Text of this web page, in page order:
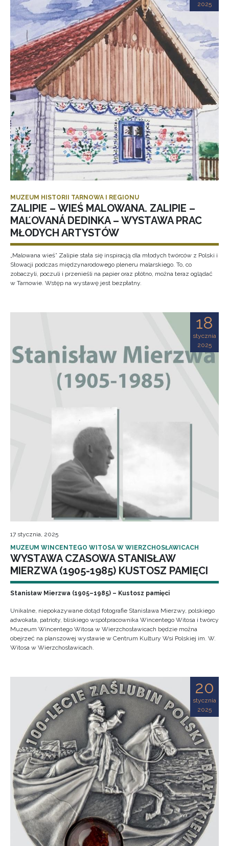
2025
MUZEUM HISTORII TARNOWA I REGIONU
ZALIPIE – WIEŚ MALOWANA. ZALIPIE –
MAĽOVANÁ DEDINKA – WYSTAWA PRAC
MŁODYCH ARTYSTÓW
„Malowana wieś” Zalipie stała się inspiracją dla młodych twórców z Polski i
Słowacji podczas międzynarodowego pleneru malarskiego. To, co
zobaczyli, poczuli i przenieśli na papier oraz płótno, można teraz oglądać
w Tarnowie. Wstęp na wystawę jest bezpłatny.
18
stycznia
2025
17 stycznia, 2025
MUZEUM WINCENTEGO WITOSA W WIERZCHOSŁAWICACH
WYSTAWA CZASOWA STANISŁAW
MIERZWA (1905-1985) KUSTOSZ PAMIĘCI
Stanisław Mierzwa (1905–1985) – Kustosz pamięci
Unikalne, niepokazywane dotąd fotografie Stanisława Mierzwy, polskiego
adwokata, patrioty, bliskiego współpracownika Wincentego Witosa i twórcy
Muzeum Wincentego Witosa w Wierzchosławicach będzie można
obejrzeć na planszowej wystawie w Centrum Kultury Wsi Polskiej im. W.
Witosa w Wierzchosławicach.
20
stycznia
2025